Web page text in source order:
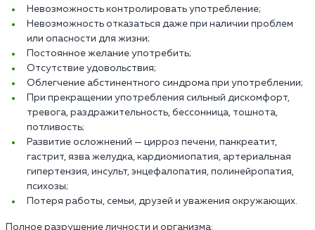
Невозможность контролировать употребление;
Невозможность отказаться даже при наличии проблем
или опасности для жизни;
Постоянное желание употребить;
Отсутствие удовольствия;
Облегчение абстинентного синдрома при употреблении;
При прекращении употребления сильный дискомфорт,
тревога, раздражительность, бессонница, тошнота,
потливость;
Развитие осложнений — цирроз печени, панкреатит,
гастрит, язва желудка, кардиомиопатия, артериальная
гипертензия, инсульт, энцефалопатия, полинейропатия,
психозы;
Потеря работы, семьи, друзей и уважения окружающих.
Полное разрушение личности и организма: